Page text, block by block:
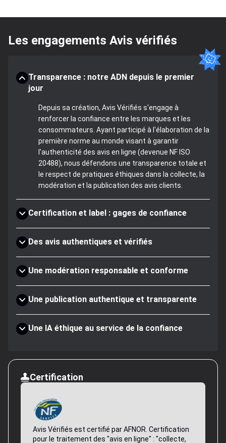
Les engagements Avis vérifiés
Transparence : notre ADN depuis le premier
jour
Depuis sa création, Avis Vérifiés s'engage à
renforcer la confiance entre les marques et les
consommateurs. Ayant participé à l'élaboration de la
première norme au monde visant à garantir
l'authenticité des avis en ligne (devenue NF ISO
20488), nous défendons une transparence totale et
le respect de pratiques éthiques dans la collecte, la
modération et la publication des avis clients.
Certification et label : gages de confiance
Des avis authentiques et vérifiés
Une modération responsable et conforme
Une publication authentique et transparente
Une IA éthique au service de la confiance
Certification
Avis Vérifiés est certifié par AFNOR. Certification
pour le traitement des "avis en ligne" : "collecte,